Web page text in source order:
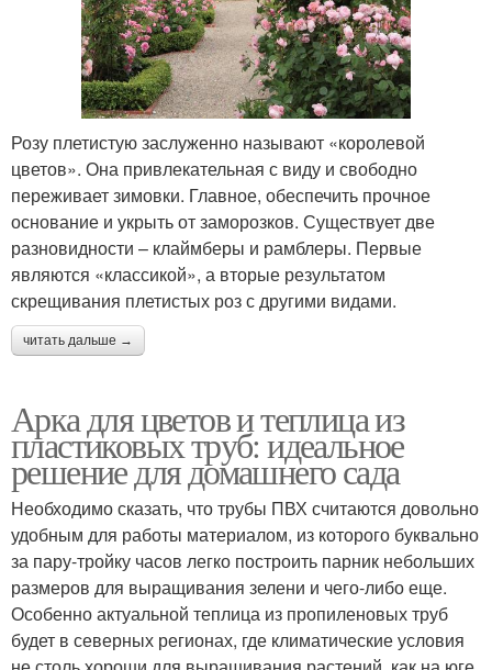
Розу плетистую заслуженно называют «королевой
цветов». Она привлекательная с виду и свободно
переживает зимовки. Главное, обеспечить прочное
основание и укрыть от заморозков. Существует две
разновидности – клаймберы и рамблеры. Первые
являются «классикой», а вторые результатом
скрещивания плетистых роз с другими видами.
читать дальше →
Арка для цветов и теплица из
пластиковых труб: идеальное
решение для домашнего сада
Необходимо сказать, что трубы ПВХ считаются довольно
удобным для работы материалом, из которого буквально
за пару-тройку часов легко построить парник небольших
размеров для выращивания зелени и чего-либо еще.
Особенно актуальной теплица из пропиленовых труб
будет в северных регионах, где климатические условия